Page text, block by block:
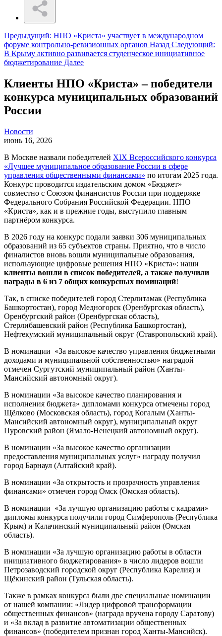
Предыдущий: НПО «Криста» участвует в международном
форуме контрольно-ревизионных органов Назад Следующий:
В Крыму активно развивается студенческое инициативное
бюджетирование Далее
Клиенты НПО «Криста» – победители
конкурса муниципальных образований
России
Новости
июнь 16, 2026
В Москве назвали победителей XIX Всероссийского конкурса
«Лучшее муниципальное образование России в сфере
управления общественными финансами» по итогам 2025 года.
Конкурс проводится издательским домом «Бюджет»
совместно с Союзом финансистов России при поддержке
Федерального Собрания Российской Федерации. НПО
«Криста», как и в прежние годы, выступило главным
партнёром конкурса.
В 2026 году на конкурс подали заявки 306 муниципальных
образований из 65 субъектов страны. Приятно, что в число
финалистов вновь вошли муниципальные образования,
использующие цифровые решения НПО «Криста»: наши
клиенты вошли в список победителей, а также получили
награды в 6 из 7 общих конкурсных номинаций!
Так, в списке победителей город Стерлитамак (Республика
Башкортостан), город Медногорск (Оренбургская область),
Оренбургский район (Оренбургская область),
Стерлибашевский район (Республика Башкортостан),
Нефтекумский муниципальный округ (Ставропольский край).
В номинации «За высокое качество управления бюджетными
доходами и муниципальной собственностью» наградой
отмечен Сургутский муниципальный район (Ханты-
Мансийский автономный округ).
В номинации «За высокое качество планирования и
исполнения бюджета» дипломами конкурса отмечены город
Щёлково (Московская область), город Когалым (Ханты-
Мансийский автономный округ), муниципальный округ
Пуровский район (Ямало-Ненецкий автономный округ).
В номинации «За высокое качество организации
предоставления муниципальных услуг» награду получил
город Барнаул (Алтайский край).
В номинации «За открытость и прозрачность управления
финансами» отмечен город Омск (Омская область).
В номинации «За лучшую организацию работы с кадрами»
дипломы конкурса получили город Симферополь (Республика
Крым) и Калачинский муниципальный район (Омская
область).
В номинации «За лучшую организацию работы в области
инициативного бюджетирования» в число лидеров вошли
Петрозаводский городской округ (Республика Карелия) и
Щёкинский район (Тульская область).
Также в рамках конкурса были две специальные номинации
от нашей компании: «Лидер цифровой трансформации
общественных финансов» (награда вручена городу Саратову)
и «За вклад в развитие автоматизации общественных
финансов» (победителем признан город Ханты-Мансийск).